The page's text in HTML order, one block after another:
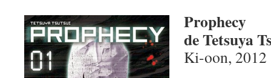
Prophecy
de Tetsuya
Ki-oon, 2012